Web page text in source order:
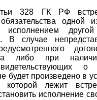
328 ГК РФ
одной
исполнением
В случае
либо при
будет произведено в
которой лежит
исполнение